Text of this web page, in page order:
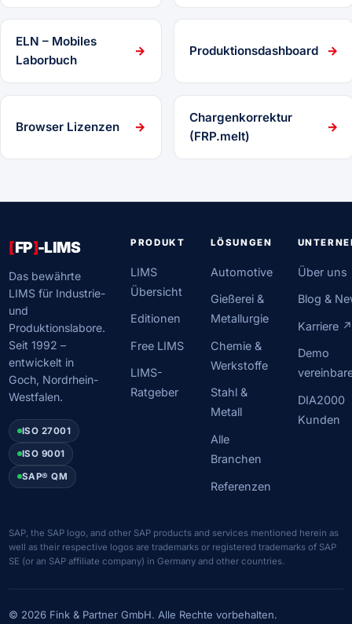
ELN – Mobiles
Laborbuch
→ Produktionsdashboard →
Browser Lizenzen →
Chargenkorrektur
(FRP.melt)
→
[FP]-LIMS
Das bewährte
LIMS für Industrie-
und
Produktionslabore.
Seit 1992 –
entwickelt in
Goch, Nordrhein-
Westfalen.
ISO 27001
ISO 9001
SAP® QM
PRODUKT
LIMS
Übersicht
Editionen
Free LIMS
LIMS-
Ratgeber
LÖSUNGEN
Automotive
Gießerei &
Metallurgie
Chemie &
Werkstoffe
Stahl &
Metall
Alle
Branchen
Referenzen
Über uns
Blog &
Karriere ↗
Demo
DIA2000
Kunden
SAP, the SAP logo, and other SAP products and services mentioned herein as
well as their respective logos are trademarks or registered trademarks of SAP
SE (or an SAP affiliate company) in Germany and other countries.
© 2026 Fink & Partner GmbH. Alle Rechte vorbehalten.